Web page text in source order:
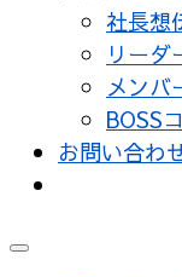
社長想
リーダ
メンバ
BOSS
お問い合わ
メ